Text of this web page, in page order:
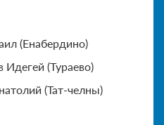
(Енабердино)
(Тураево)
(Тат-челны)